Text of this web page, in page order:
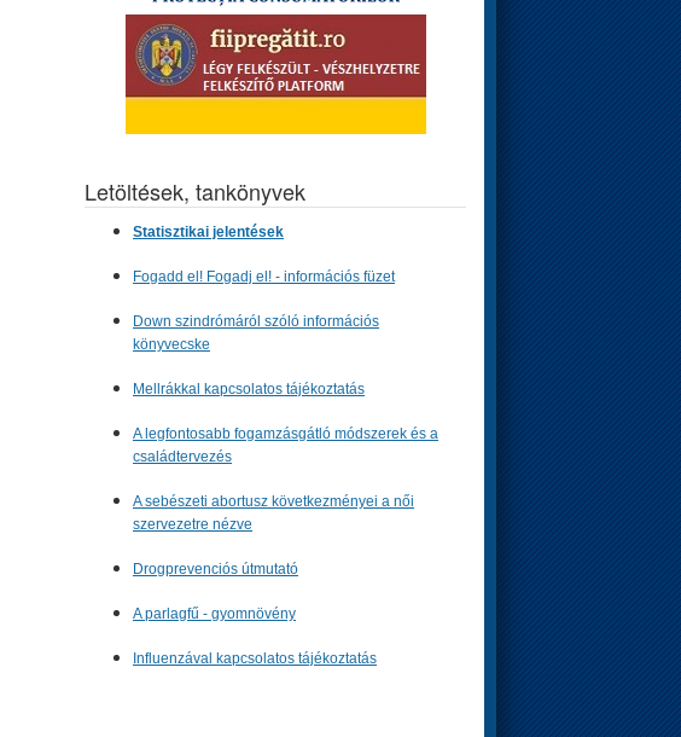
Letöltések, tankönyvek
Statisztikai jelentések
Fogadd el! Fogadj el! - információs füzet
Down szindrómáról szóló információs
könyvecske
Mellrákkal kapcsolatos tájékoztatás
A legfontosabb fogamzásgátló módszerek és a
családtervezés
A sebészeti abortusz következményei a női
szervezetre nézve
Drogprevenciós útmutató
A parlagfű - gyomnövény
Influenzával kapcsolatos tájékoztatás